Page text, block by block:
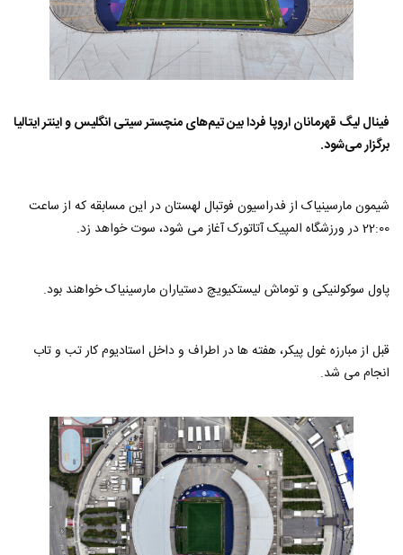
فینال لیگ قهرمانان اروپا فردا بین تیم‌های منچستر سیتی انگلیس و اینتر ایتالیا
برگزار می‌شود.
شیمون مارسینیاک از فدراسیون فوتبال لهستان در این مسابقه که از ساعت
22:00 در ورزشگاه المپیک آتاتورک آغاز می شود، سوت خواهد زد.
پاول سوکولنیکی و توماش لیستکیویچ دستیاران مارسینیاک خواهند بود.
قبل از مبارزه غول پیکر، هفته ها در اطراف و داخل استادیوم کار تب و تاب
انجام می شد.